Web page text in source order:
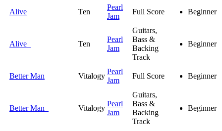
Alive Ten
Pearl
Jam
Full Score Beginner
Alive Ten
Pearl
Jam
Guitars,
Bass &
Backing
Track
Beginner
Better Man Vitalogy
Pearl
Jam
Full Score Beginner
Better Man Vitalogy
Pearl
Jam
Guitars,
Bass &
Backing
Track
Beginner